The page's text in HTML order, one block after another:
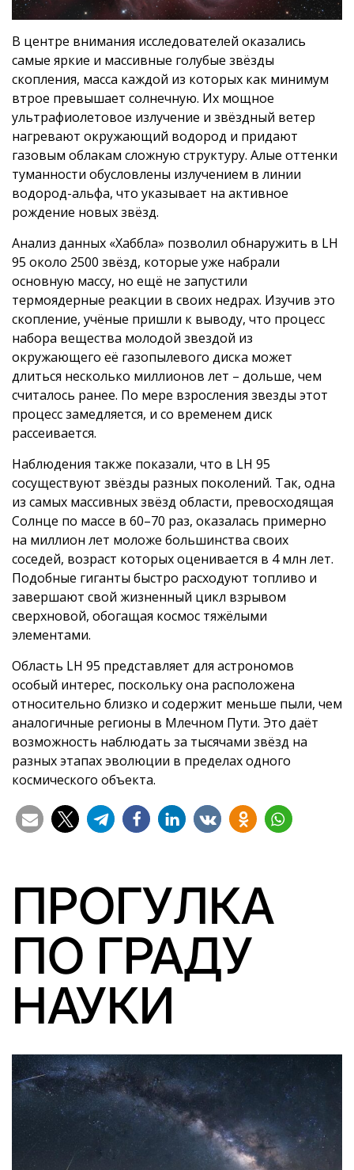
В центре внимания исследователей оказались
самые яркие и массивные голубые звёзды
скопления, масса каждой из которых как минимум
втрое превышает солнечную. Их мощное
ультрафиолетовое излучение и звёздный ветер
нагревают окружающий водород и придают
газовым облакам сложную структуру. Алые оттенки
туманности обусловлены излучением в линии
водород-альфа, что указывает на активное
рождение новых звёзд.
Анализ данных «Хаббла» позволил обнаружить в LH
95 около 2500 звёзд, которые уже набрали
основную массу, но ещё не запустили
термоядерные реакции в своих недрах. Изучив это
скопление, учёные пришли к выводу, что процесс
набора вещества молодой звездой из
окружающего её газопылевого диска может
длиться несколько миллионов лет – дольше, чем
считалось ранее. По мере взросления звезды этот
процесс замедляется, и со временем диск
рассеивается.
Наблюдения также показали, что в LH 95
сосуществуют звёзды разных поколений. Так, одна
из самых массивных звёзд области, превосходящая
Солнце по массе в 60–70 раз, оказалась примерно
на миллион лет моложе большинства своих
соседей, возраст которых оценивается в 4 млн лет.
Подобные гиганты быстро расходуют топливо и
завершают свой жизненный цикл взрывом
сверхновой, обогащая космос тяжёлыми
элементами.
Область LH 95 представляет для астрономов
особый интерес, поскольку она расположена
относительно близко и содержит меньше пыли, чем
аналогичные регионы в Млечном Пути. Это даёт
возможность наблюдать за тысячами звёзд на
разных этапах эволюции в пределах одного
космического объекта.
ПРОГУЛКА
ПО ГРАДУ
НАУКИ